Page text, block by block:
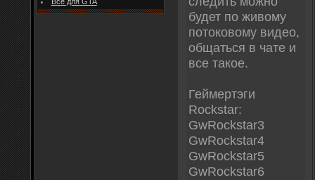
будет по живому
потоковому видео,
общаться в чате и
все такое.
Геймертэги
Rockstar:
GwRockstar3
GwRockstar4
GwRockstar5
GwRockstar6